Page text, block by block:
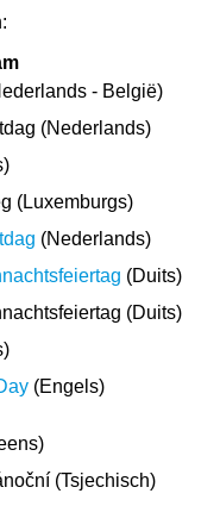
- België)
(Nederlands)
(Luxemburgs)
(Nederlands)
(Duits)
(Duits)
(Engels)
(Tsjechisch)